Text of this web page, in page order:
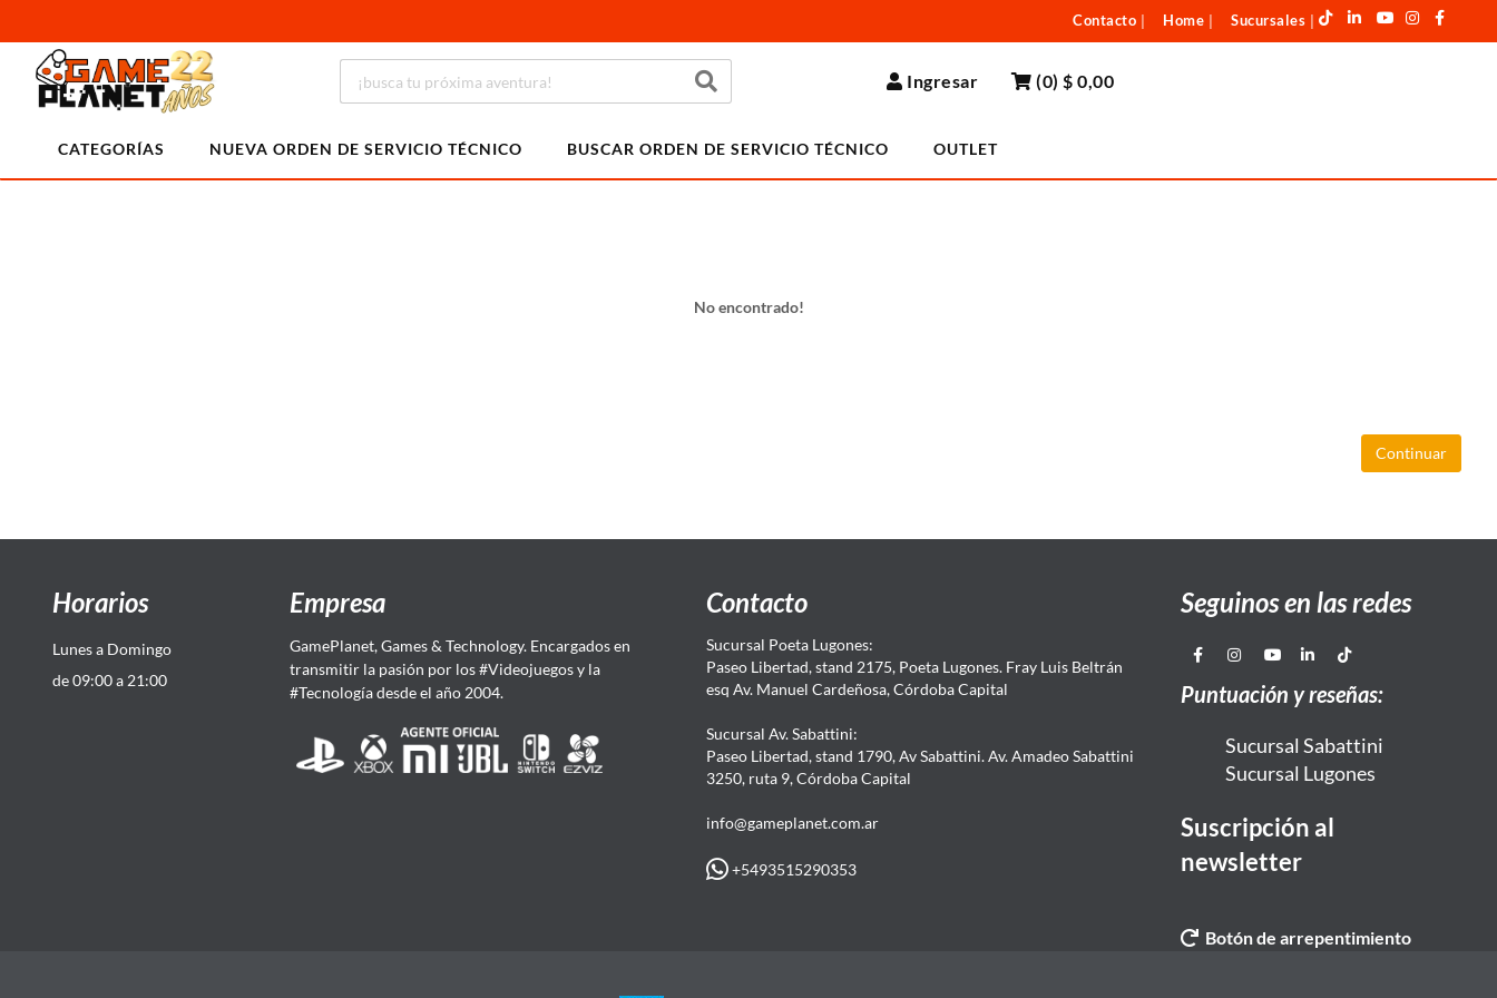
Contacto Home Sucursales
Ingresar (0)$ 0,00
CATEGORÍAS NUEVA ORDEN DE SERVICIO TÉCNICO BUSCAR ORDEN DE SERVICIO TÉCNICO OUTLET
No encontrado!
Continuar
Horarios
Lunes a Domingo
de 09:00 a 21:00
Empresa
GamePlanet, Games & Technology. Encargados en
transmitir la pasión por los #Videojuegos y la
#Tecnología desde el año 2004.
Contacto
Sucursal Poeta Lugones:
Paseo Libertad, stand 2175, Poeta Lugones. Fray Luis Beltrán
esq Av. Manuel Cardeñosa, Córdoba Capital
Sucursal Av. Sabattini:
Paseo Libertad, stand 1790, Av Sabattini. Av. Amadeo Sabattini
3250, ruta 9, Córdoba Capital
info@gameplanet.com.ar
+5493515290353
Seguinos en las redes
Puntuación y reseñas:
Sucursal Sabattini
Sucursal Lugones
Suscripción al
newsletter
Botón de arrepentimiento